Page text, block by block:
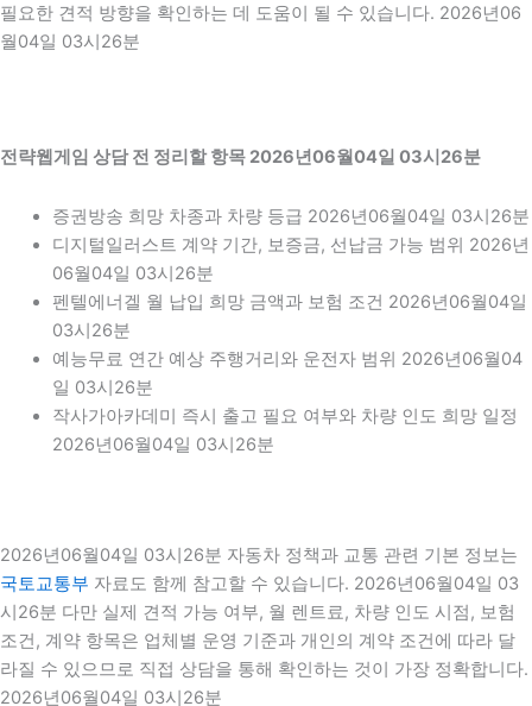
필요한 견적 방향을 확인하는 데 도움이 될 수 있습니다. 2026년06
월04일 03시26분
전략웹게임 상담 전 정리할 항목 2026년06월04일 03시26분
증권방송 희망 차종과 차량 등급 2026년06월04일 03시26분
디지털일러스트 계약 기간, 보증금, 선납금 가능 범위 2026년
06월04일 03시26분
펜텔에너겔 월 납입 희망 금액과 보험 조건 2026년06월04일
03시26분
예능무료 연간 예상 주행거리와 운전자 범위 2026년06월04
일 03시26분
작사가아카데미 즉시 출고 필요 여부와 차량 인도 희망 일정
2026년06월04일 03시26분
2026년06월04일 03시26분 자동차 정책과 교통 관련 기본 정보는
국토교통부 자료도 함께 참고할 수 있습니다. 2026년06월04일 03
시26분 다만 실제 견적 가능 여부, 월 렌트료, 차량 인도 시점, 보험
조건, 계약 항목은 업체별 운영 기준과 개인의 계약 조건에 따라 달
라질 수 있으므로 직접 상담을 통해 확인하는 것이 가장 정확합니다.
2026년06월04일 03시26분